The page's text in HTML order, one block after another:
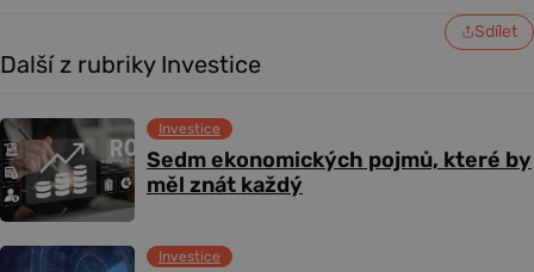
Sdílet
Další z rubriky Investice
Sedm ekonomických pojmů, které by
měl znát každý
Investice
Investice